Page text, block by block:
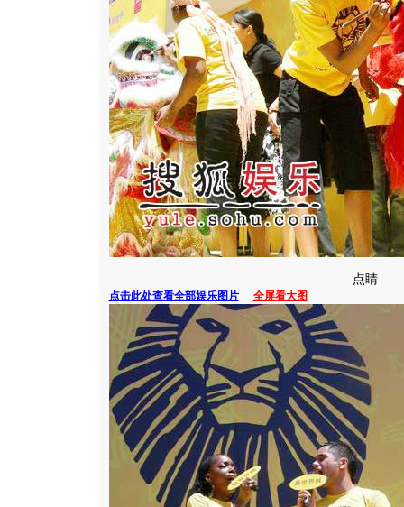
点睛
点击此处查看全部娱乐图片 全屏看大图